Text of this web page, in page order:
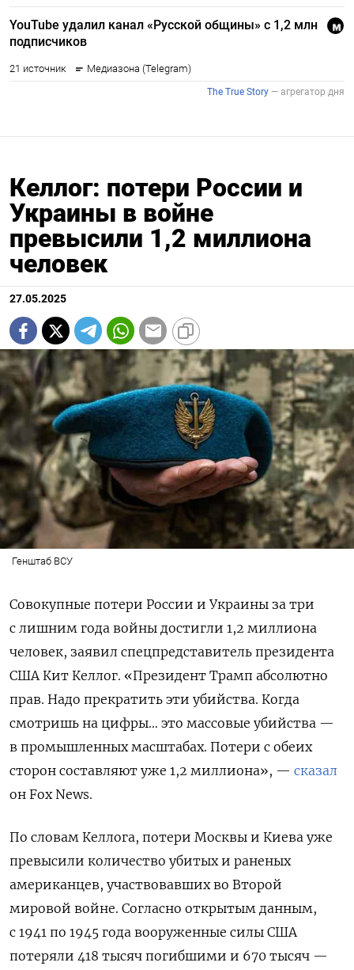
Келлог: потери России и
Украины в войне
превысили 1,2 миллиона
человек
27.05.2025
Генштаб ВСУ
Совокупные потери России и Украины за три
с лишним года войны достигли 1,2 миллиона
человек, заявил спецпредставитель президента
США Кит Келлог. «Президент Трамп абсолютно
прав. Надо прекратить эти убийства. Когда
смотришь на цифры… это массовые убийства —
в промышленных масштабах. Потери с обеих
сторон составляют уже 1,2 миллиона», — сказал
он Fox News.
По словам Келлога, потери Москвы и Киева уже
превысили количество убитых и раненых
американцев, участвовавших во Второй
мировой войне. Согласно открытым данным,
с 1941 по 1945 года вооруженные силы США
потеряли 418 тысяч погибшими и 670 тысяч —